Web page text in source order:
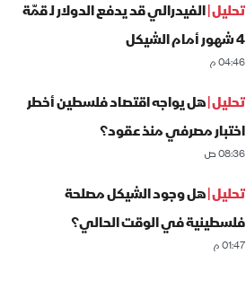
تحليل |الفيدرالي قد يدفع الدولار لـ قمّة
4 شهور أمام الشيكل
04:46 م
تحليل |هل يواجه اقتصاد فلسطين أخطر
اختبار مصرفي منذ عقود؟
08:36 ص
تحليل |هل وجود الشيكل مصلحة
فلسطينية في الوقت الحالي؟
01:47 م